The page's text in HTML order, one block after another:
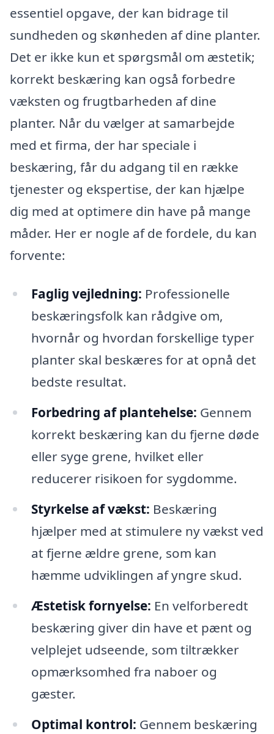
essentiel opgave, der kan bidrage til
sundheden og skønheden af dine planter.
Det er ikke kun et spørgsmål om æstetik;
korrekt beskæring kan også forbedre
væksten og frugtbarheden af dine
planter. Når du vælger at samarbejde
med et firma, der har speciale i
beskæring, får du adgang til en række
tjenester og ekspertise, der kan hjælpe
dig med at optimere din have på mange
måder. Her er nogle af de fordele, du kan
forvente:
Faglig vejledning: Professionelle
beskæringsfolk kan rådgive om,
hvornår og hvordan forskellige typer
planter skal beskæres for at opnå det
bedste resultat.
Forbedring af plantehelse: Gennem
korrekt beskæring kan du fjerne døde
eller syge grene, hvilket eller
reducerer risikoen for sygdomme.
Styrkelse af vækst: Beskæring
hjælper med at stimulere ny vækst ved
at fjerne ældre grene, som kan
hæmme udviklingen af yngre skud.
Æstetisk fornyelse: En velforberedt
beskæring giver din have et pænt og
velplejet udseende, som tiltrækker
opmærksomhed fra naboer og
gæster.
Optimal kontrol: Gennem beskæring